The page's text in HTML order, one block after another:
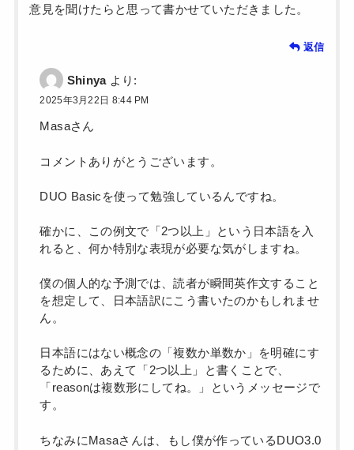
意見を聞けたらと思って書かせていただきました。
返信
Shinya より:
2025年3月22日 8:44 PM
Masaさん
コメントありがとうございます。
DUO Basicを使って勉強しているんですね。
確かに、この例文で「2つ以上」という日本語を入
れると、何か特別な表現が必要な気がしますね。
僕の個人的な予測では、読者が瞬間英作文すること
を想定して、日本語訳にこう書いたのかもしれませ
ん。
日本語にはない概念の「複数か単数か」を明確にす
るために、あえて「2つ以上」と書くことで、
「reasonは複数形にしてね。」というメッセージで
す。
ちなみにMasaさんは、もし僕が作っているDUO3.0